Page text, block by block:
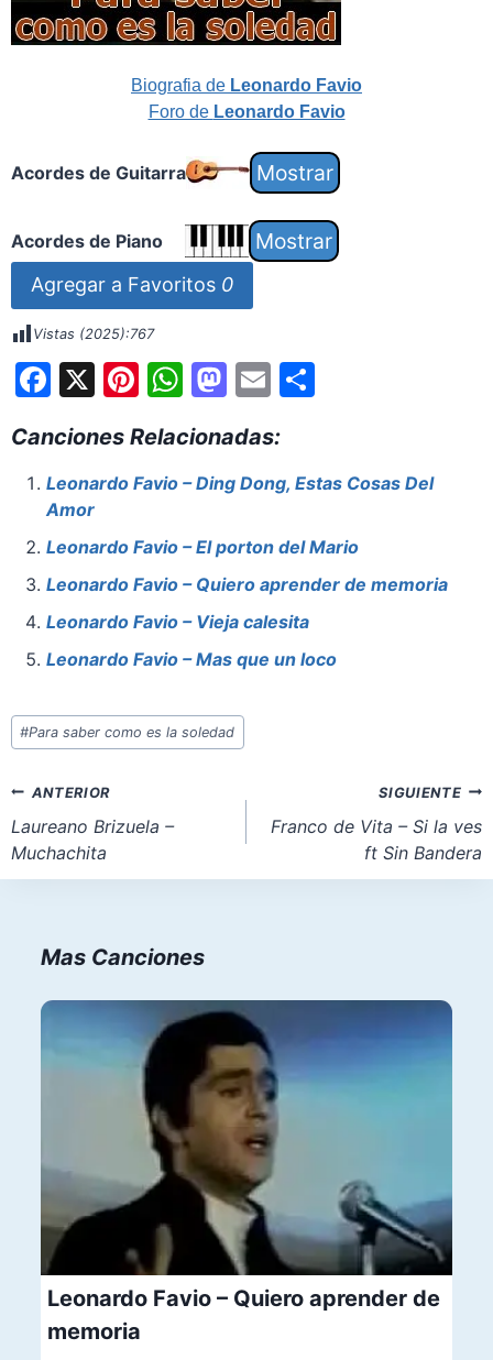
Biografia de Leonardo Favio
Foro de Leonardo Favio
Acordes de Guitarra
Acordes de Piano
Agregar a Favoritos 0
Vistas (2025):767
F
c
e
b
o
o
k
X Pi
er
e
W
at
s
p
p
M
st
o
o
n
E
ai
l
S
e
Canciones Relacionadas:
Leonardo Favio – Ding Dong, Estas Cosas Del
Amor
Leonardo Favio – El porton del Mario
Leonardo Favio – Quiero aprender de memoria
Leonardo Favio – Vieja calesita
Leonardo Favio – Mas que un loco
Etiquetas
de
entrada:
#Para saber como es la soledad
Navegación
de
entradas
ANTERIOR
Laureano Brizuela –
Muchachita
SIGUIENTE
Franco de Vita – Si la ves
ft Sin Bandera
Mas Canciones
Leonardo Favio – Quiero aprender de
memoria